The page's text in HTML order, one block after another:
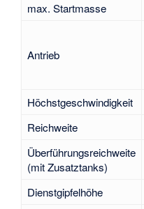
max. Startmasse
Antrieb
Höchstgeschwindigkeit
Reichweite
Überführungsreichweite
(mit Zusatztanks)
Dienstgipfelhöhe